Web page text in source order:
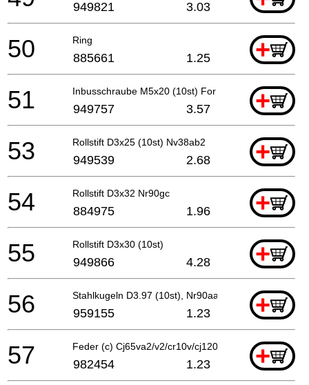
949821 3.03
Ring +
50 885661 1.25
Inbusschraube M5x20 (10st) For Europe +
51 949757 3.57
Rollstift D3x25 (10st) Nv38ab2 +
53 949539 2.68
Rollstift D3x32 Nr90gc +
54 884975 1.96
Rollstift D3x30 (10st) +
55 949866 4.28
Stahlkugeln D3.97 (10st), Nr90aa +
56 959155 1.23
Feder (c) Cj65va2/v2/cr10v/cj120v, Nr90aa+
57 982454 1.23